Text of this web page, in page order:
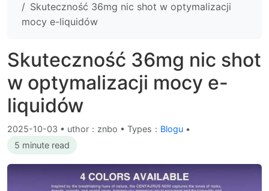
Skuteczność 36mg nic shot w optymalizacji
mocy e-liquidów
Skuteczność 36mg nic shot
w optymalizacji mocy e-
liquidów
2025-10-03 • uthor：znbo • Types： Blogu •
5 minute read